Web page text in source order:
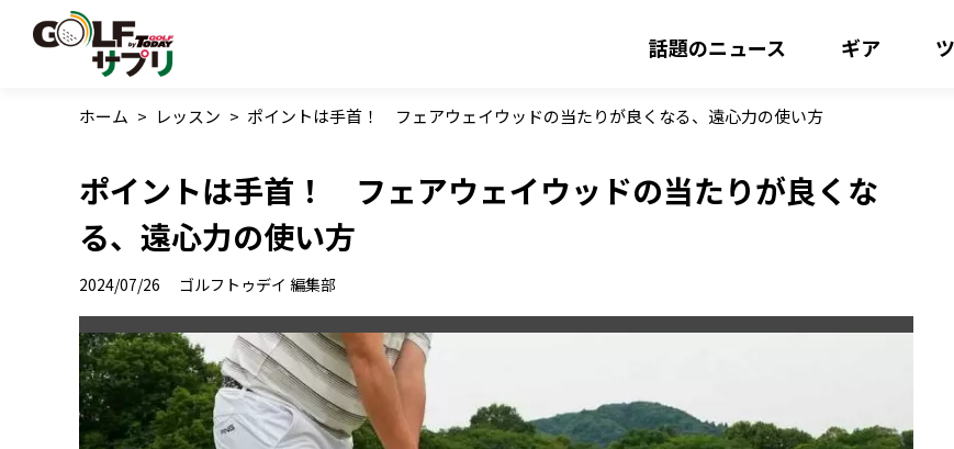
話題のニュース ギア
ホーム > レッスン > ポイントは手首！ フェアウェイウッドの当たりが良くなる、遠心力の使い方
ポイントは手首！ フェアウェイウッドの当たりが良くな
る、遠心力の使い方
2024/07/26 ゴルフトゥデイ 編集部